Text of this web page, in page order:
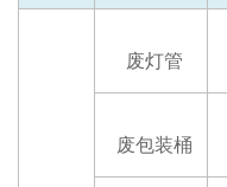
废灯管
废包装桶